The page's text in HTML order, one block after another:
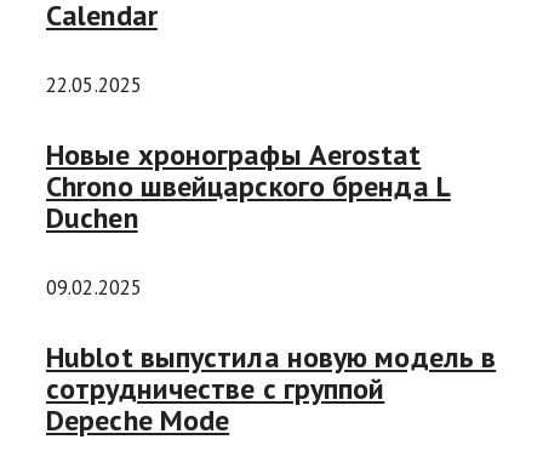
Calendar
22.05.2025
Новые хронографы Aerostat
Chrono швейцарского бренда L
Duchen
09.02.2025
Hublot выпустила новую модель в
сотрудничестве с группой
Depeche Mode